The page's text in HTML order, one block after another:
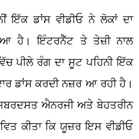
ਇੱਕ ਡਾਂਸ ਵੀਡੀਓ ਨੇ ਲੋਕਾਂ ਦਾ
ਹੈ। ਇੰਟਰਨੈੱਟ ਤੇ ਤੇਜ਼ੀ ਨਾਲ
ਪੀਲੇ ਰੰਗ ਦਾ ਸੂਟ ਪਹਿਨੀ ਇੱਕ
ਡਾਂਸ ਕਰਦੀ ਨਜ਼ਰ ਆ ਰਹੀ ਹੈ।
ਐਨਰਜੀ ਅਤੇ ਬੇਹਤਰੀਨ
ਕੀਤਾ ਕਿ ਯੂਜ਼ਰ ਇਸ ਵੀਡੀਓ